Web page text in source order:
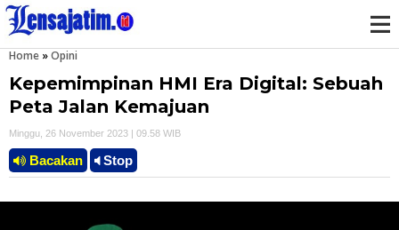
u
Home »Opini
Kepemimpinan HMI Era Digital: Sebuah
Peta Jalan Kemajuan
Minggu, 26 November 2023 | 09.58 WIB
Bacakan Stop